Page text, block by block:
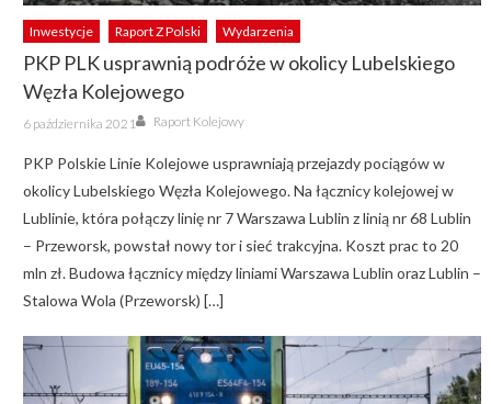
Inwestycje Raport Z Polski Wydarzenia
PKP PLK usprawnią podróże w okolicy Lubelskiego
Węzła Kolejowego
Posted
on
6 października 2021 Author
Raport Kolejowy
PKP Polskie Linie Kolejowe usprawniają przejazdy pociągów w
okolicy Lubelskiego Węzła Kolejowego. Na łącznicy kolejowej w
Lublinie, która połączy linię nr 7 Warszawa Lublin z linią nr 68 Lublin
– Przeworsk, powstał nowy tor i sieć trakcyjna. Koszt prac to 20
mln zł. Budowa łącznicy między liniami Warszawa Lublin oraz Lublin –
Stalowa Wola (Przeworsk) […]